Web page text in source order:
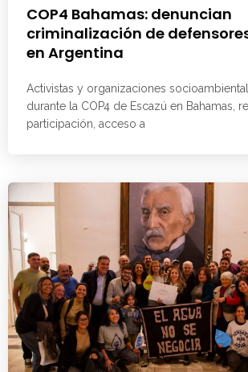
COP4 Bahamas: denuncian
criminalización de
en Argentina
Activistas y organizaciones
durante la COP4 de Escazú en Bahamas,
participación, acceso a